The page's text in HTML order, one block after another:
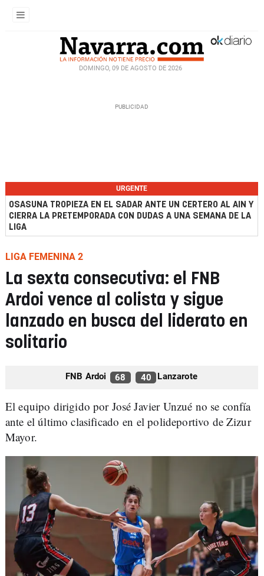
DOMINGO, 09 DE AGOSTO DE 2026
URGENTE
OSASUNA TROPIEZA EN EL SADAR ANTE UN CERTERO AL AIN Y
CIERRA LA PRETEMPORADA CON DUDAS A UNA SEMANA DE LA
LIGA
LIGA FEMENINA 2
La sexta consecutiva: el FNB
Ardoi vence al colista y sigue
lanzado en busca del liderato en
solitario
FNB Ardoi 68 40 Lanzarote
El equipo dirigido por José Javier Unzué no se confía
ante el último clasificado en el polideportivo de Zizur
Mayor.